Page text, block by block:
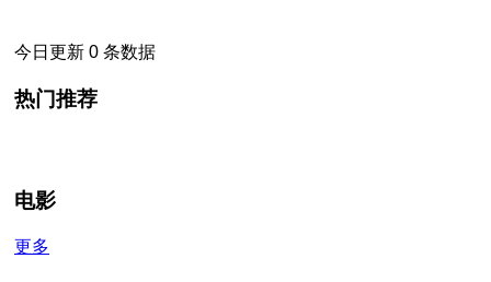
今日更新 0 条数据
热门推荐
电影
更多